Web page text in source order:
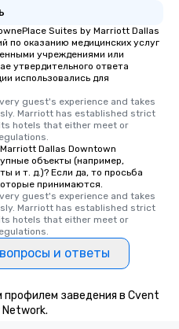
knowledgeable,
who leads the group
offering engaging
fascinating stories.
along the way
ensuring there is
experiences offer the
several renowned
convenient outing,
and your guests
discovered otherwise
at a typical corporate
a way to try some of
cuisines and dishes.
Suites by Marriott Dallas
по оказанию медицинских услуг
учреждениями или
утвердительного ответа
использовались для
guest's experience and takes
Marriott has established strict
hotels that either meet or
Dallas Downtown
объекты (например,
и т. д.)? Если да, то просьба
принимаются.
guest's experience and takes
Marriott has established strict
hotels that either meet or
и ответы
профилем заведения в Cvent
Network.